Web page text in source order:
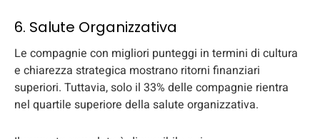
6. Salute Organizzativa
Le compagnie con migliori punteggi in termini di cultura
e chiarezza strategica mostrano ritorni finanziari
superiori. Tuttavia, solo il 33% delle compagnie rientra
nel quartile superiore della salute organizzativa.